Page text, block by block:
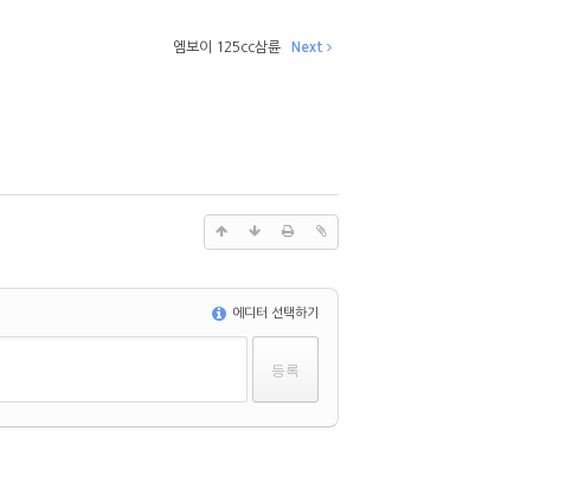
엠보이 125cc삼륜 Next
에디터 선택하기